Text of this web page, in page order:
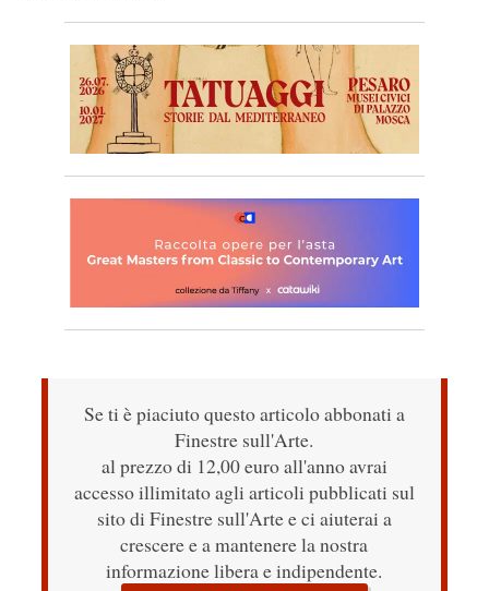
Se ti è piaciuto questo articolo abbonati a
Finestre sull'Arte.
al prezzo di 12,00 euro all'anno avrai
accesso illimitato agli articoli pubblicati sul
sito di Finestre sull'Arte e ci aiuterai a
crescere e a mantenere la nostra
informazione libera e indipendente.